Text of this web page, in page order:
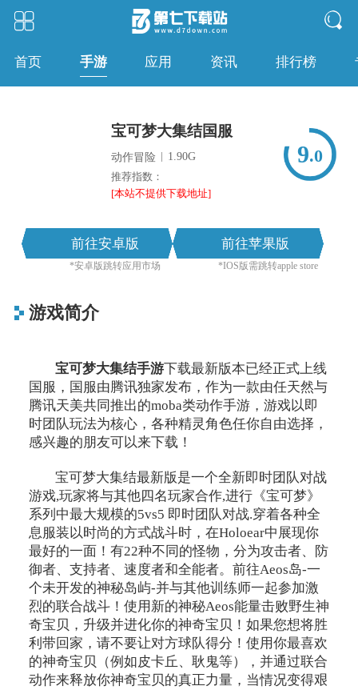
首页 手游 应用 资讯 排行榜
宝可梦大集结国服
动作冒险 | 1.90G
推荐指数：
[本站不提供下载地址]
9.0
前往安卓版 前往苹果版
*安卓版跳转应用市场 *IOS版需跳转apple store
游戏简介
宝可梦大集结手游下载最新版本已经正式上线
国服，国服由腾讯独家发布，作为一款由任天然与
腾讯天美共同推出的moba类动作手游，游戏以即
时团队玩法为核心，各种精灵角色任你自由选择，
感兴趣的朋友可以来下载！
宝可梦大集结最新版是一个全新即时团队对战
游戏,玩家将与其他四名玩家合作,进行《宝可梦》
系列中最大规模的5vs5 即时团队对战.穿着各种全
息服装以时尚的方式战斗时，在Holoear中展现你
最好的一面！有22种不同的怪物，分为攻击者、防
御者、支持者、速度者和全能者。前往Aeos岛-一
个未开发的神秘岛屿-并与其他训练师一起参加激
烈的联合战斗！使用新的神秘Aeos能量击败野生神
奇宝贝，升级并进化你的神奇宝贝！如果您想将胜
利带回家，请不要让对方球队得分！使用你最喜欢
的神奇宝贝（例如皮卡丘、耿鬼等），并通过联合
动作来释放你神奇宝贝的真正力量，当情况变得艰